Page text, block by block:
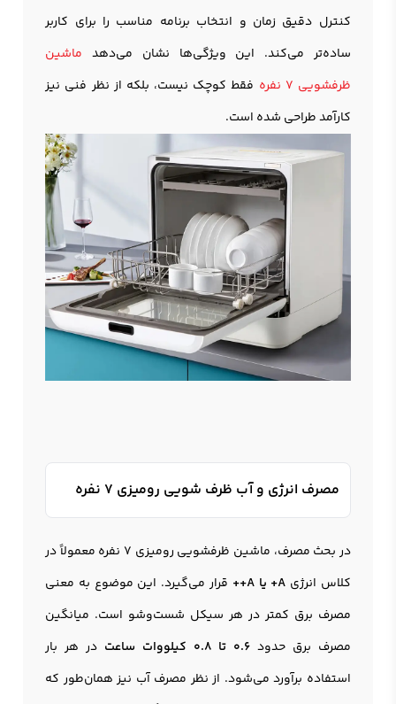
کنترل دقیق زمان و انتخاب برنامه مناسب را برای کاربر
ساده‌تر می‌کند. این ویژگی‌ها نشان می‌دهد ماشین
ظرفشویی 7 نفره
فقط کوچک نیست، بلکه از نظر فنی نیز
کارآمد طراحی شده است.
مصرف انرژی و آب ظرف شویی رومیزی 7 نفره
در بحث مصرف، ماشین ظرفشویی رومیزی 7 نفره معمولاً در
کلاس انرژی A+ یا A++
قرار می‌گیرد. این موضوع به معنی
مصرف برق کمتر در هر سیکل شست‌وشو است. میانگین
مصرف برق حدود 0.6 تا 0.8 کیلووات ساعت
در هر بار
استفاده برآورد می‌شود. از نظر مصرف آب نیز همان‌طور که